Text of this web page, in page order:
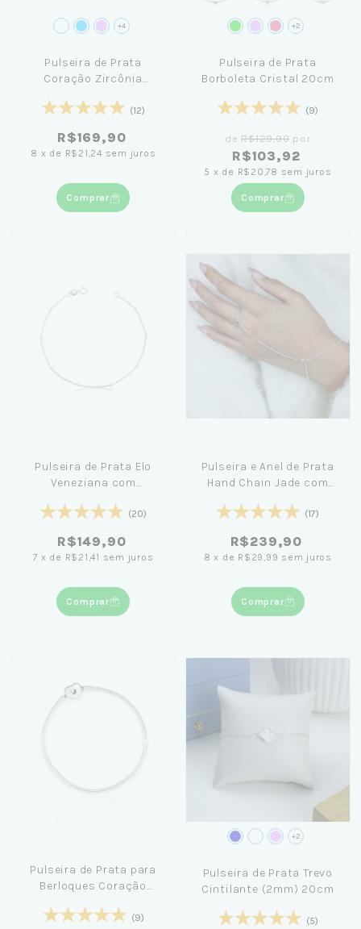
+4
Pulseira de Prata
Coração Zircônia
Laço Azul
(12)
R$169,90
8 x de R$21,24 sem juros
Comprar
+2
Pulseira de Prata
Borboleta Cristal 20cm
(9)
deR$129,90 por
R$103,92
5 x de R$20,78 sem juros
Comprar
Pulseira de Prata Elo
Veneziana com
(20)
R$149,90
7 x de R$21,41 sem juros
Comprar
Pulseira e Anel de Prata
Hand Chain Jade com
(17)
R$239,90
8 x de R$29,99 sem juros
Comprar
Pulseira de Prata para
Berloques Coração
(9)
+2
Pulseira de Prata Trevo
Cintilante (2mm) 20cm
(5)